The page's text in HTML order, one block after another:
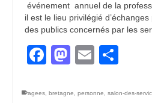
événement annuel de la
il est le lieu privilégié d’échanges
des publics concernés par les
Facebook
Mastodon
Email
agees, bretagne, personne, salon-des-